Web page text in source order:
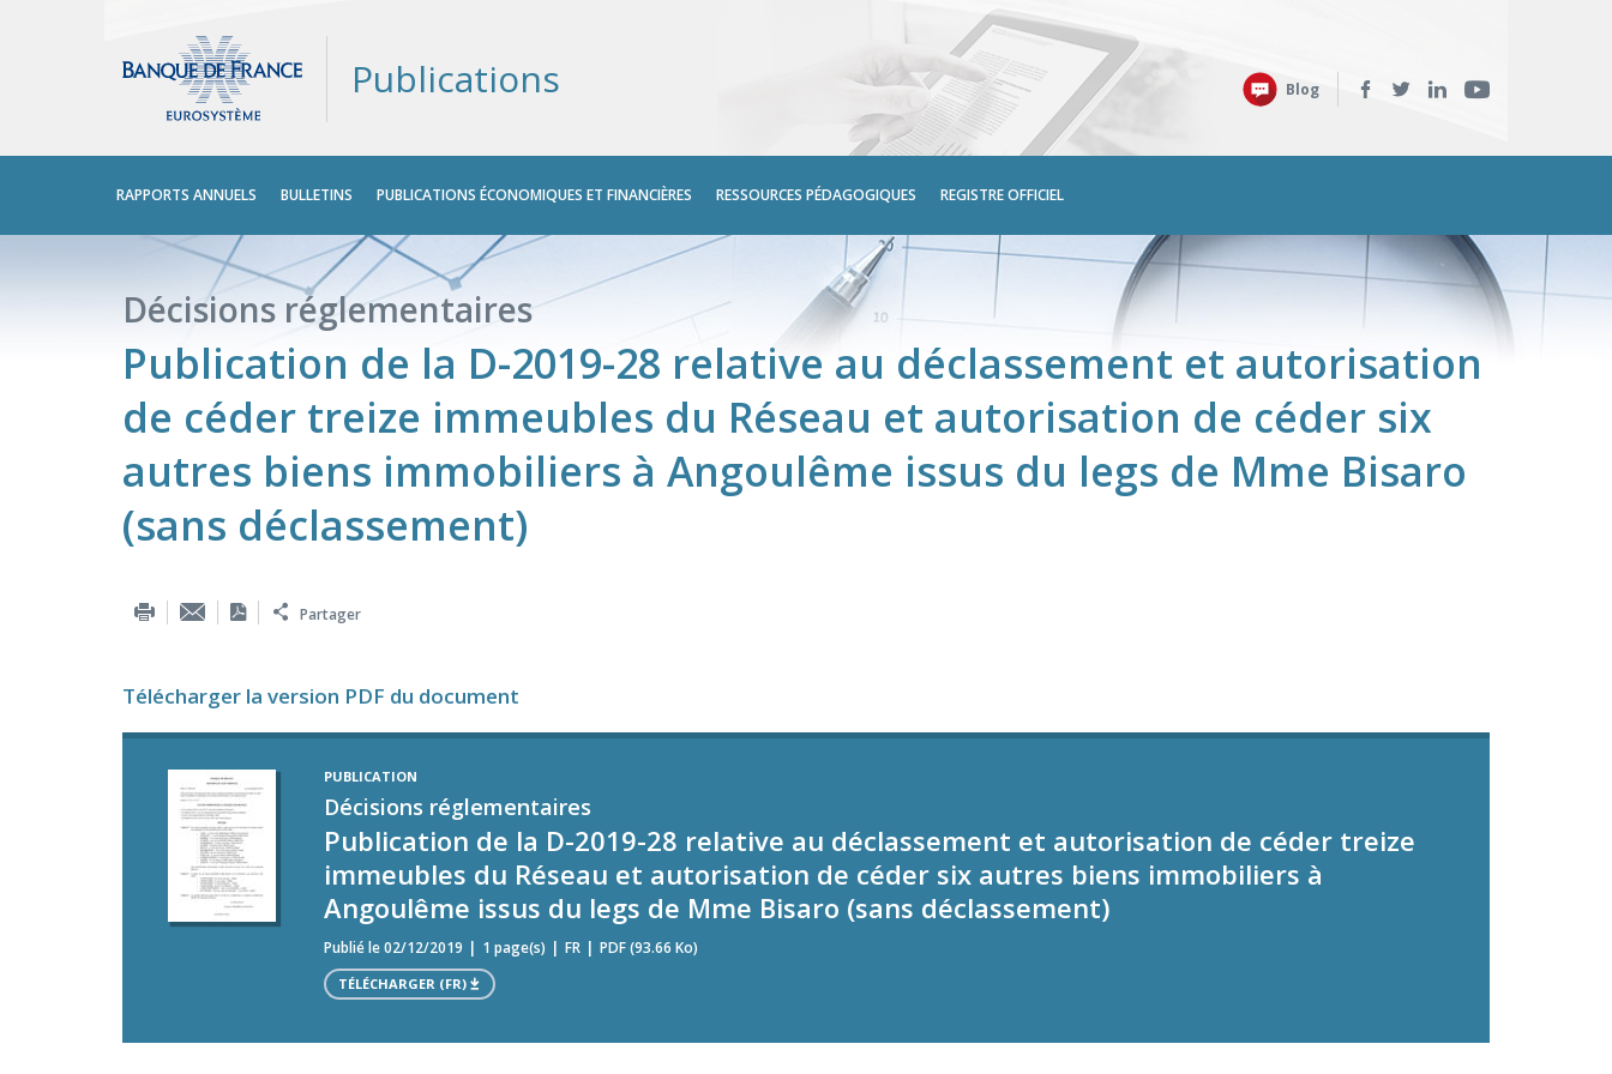
Publications
Retrouvez-
:
Blog
principal
RAPPORTS ANNUELS BULLETINS PUBLICATIONS ÉCONOMIQUES ET FINANCIÈRES RESSOURCES PÉDAGOGIQUES REGISTRE OFFICIEL
Décisions réglementaires
Publication de la D-2019-28 relative au déclassement et autorisation
de céder treize immeubles du Réseau et autorisation de céder six
autres biens immobiliers à Angoulême issus du legs de Mme Bisaro
(sans déclassement)
Partager
Télécharger la version PDF du document
PUBLICATION
Décisions réglementaires
Publication de la D-2019-28 relative au déclassement et autorisation de céder treize
immeubles du Réseau et autorisation de céder six autres biens immobiliers à
Angoulême issus du legs de Mme Bisaro (sans déclassement)
Publié le 02/12/2019 1 page(s) FR PDF (93.66 Ko)
TÉLÉCHARGER (FR)